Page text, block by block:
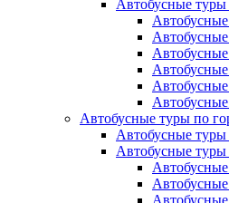
Автобусные
Автобусные туры по
Автобусные туры
Автобусные